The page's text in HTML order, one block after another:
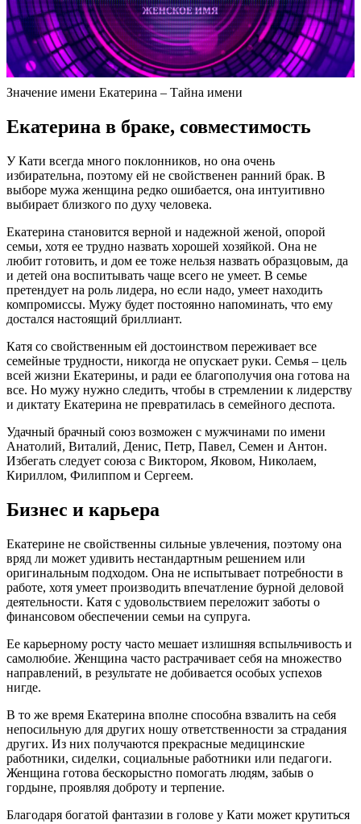
Значение имени Екатерина – Тайна имени
Екатерина в браке, совместимость
У Кати всегда много поклонников, но она очень
избирательна, поэтому ей не свойственен ранний брак. В
выборе мужа женщина редко ошибается, она интуитивно
выбирает близкого по духу человека.
Екатерина становится верной и надежной женой, опорой
семьи, хотя ее трудно назвать хорошей хозяйкой. Она не
любит готовить, и дом ее тоже нельзя назвать образцовым, да
и детей она воспитывать чаще всего не умеет. В семье
претендует на роль лидера, но если надо, умеет находить
компромиссы. Мужу будет постоянно напоминать, что ему
достался настоящий бриллиант.
Катя со свойственным ей достоинством переживает все
семейные трудности, никогда не опускает руки. Семья – цель
всей жизни Екатерины, и ради ее благополучия она готова на
все. Но мужу нужно следить, чтобы в стремлении к лидерству
и диктату Екатерина не превратилась в семейного деспота.
Удачный брачный союз возможен с мужчинами по имени
Анатолий, Виталий, Денис, Петр, Павел, Семен и Антон.
Избегать следует союза с Виктором, Яковом, Николаем,
Кириллом, Филиппом и Сергеем.
Бизнес и карьера
Екатерине не свойственны сильные увлечения, поэтому она
вряд ли может удивить нестандартным решением или
оригинальным подходом. Она не испытывает потребности в
работе, хотя умеет производить впечатление бурной деловой
деятельности. Катя с удовольствием переложит заботы о
финансовом обеспечении семьи на супруга.
Ее карьерному росту часто мешает излишняя вспыльчивость и
самолюбие. Женщина часто растрачивает себя на множество
направлений, в результате не добивается особых успехов
нигде.
В то же время Екатерина вполне способна взвалить на себя
непосильную для других ношу ответственности за страдания
других. Из них получаются прекрасные медицинские
работники, сиделки, социальные работники или педагоги.
Женщина готова бескорыстно помогать людям, забыв о
гордыне, проявляя доброту и терпение.
Благодаря богатой фантазии в голове у Кати может крутиться